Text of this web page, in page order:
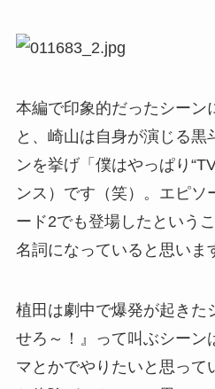
本編で印象的だったシーン
と、崎山は自身が演じる黒
ンを挙げ「僕はやっぱり
ンス）です（笑）。エピソ
ード2でも登場したという
名詞になっていると思いま
植田は劇中で爆発が起きた
せろ～！』って叫ぶシーン
マとかでやりたいと思って